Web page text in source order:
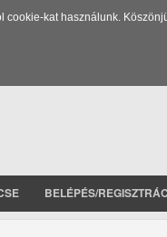
cookie-kat használunk.
BELÉPÉS/